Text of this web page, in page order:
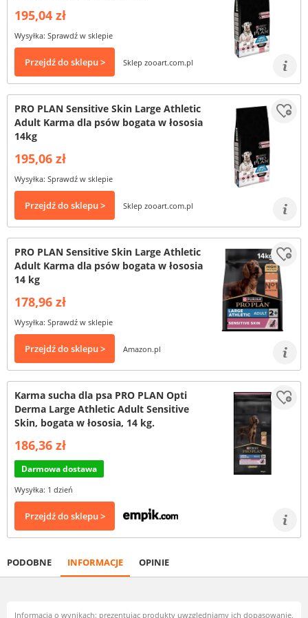
195,04 zł
Wysyłka: Sprawdź w sklepie
Przejdź do sklepu > Sklep zooart.com.pl
PRO PLAN Sensitive Skin Large Athletic
Adult Karma dla psów bogata w łososia
14kg
195,06 zł
Wysyłka: Sprawdź w sklepie
Przejdź do sklepu > Sklep zooart.com.pl
PRO PLAN Sensitive Skin Large Athletic
Adult Karma dla psów bogata w łososia
14 kg
178,96 zł
Wysyłka: Sprawdź w sklepie
Przejdź do sklepu > Amazon.pl
Karma sucha dla psa PRO PLAN Opti
Derma Large Athletic Adult Sensitive
Skin, bogata w łososia, 14 kg.
186,36 zł
Darmowa dostawa
Wysyłka: 1 dzień
Przejdź do sklepu >
PODOBNE INFORMACJE OPINIE
Informacja o wynikach: prezentując produkty uwzględniamy ich dopasowanie,